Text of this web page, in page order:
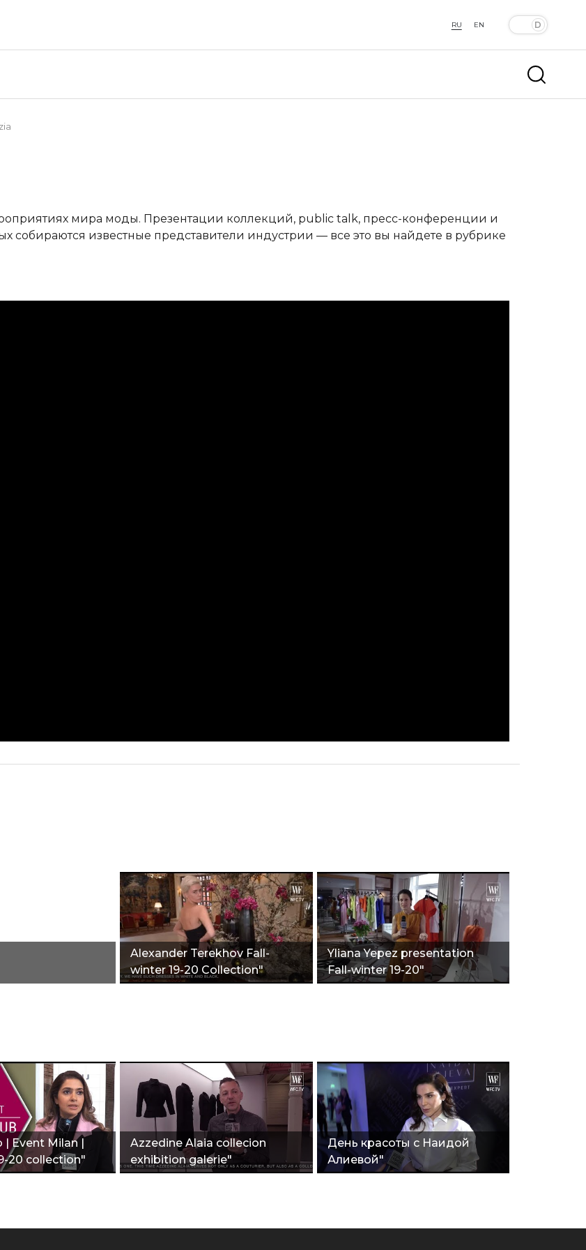
RU EN
мира моды. Презентации коллекций, public talk, пресс-конференции и
собираются известные представители индустрии — все это вы найдете в рубрике
Alexander Terekhov Fall-
winter 19-20 Collection"
Yliana Yepez presentation
Fall-winter 19-20"
| Event Milan |
20 collection"
Azzedine Alaia collecion
exhibition galerie"
День красоты с Наидой
Алиевой"